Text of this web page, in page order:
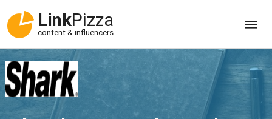
LinkPizza
content & influencers